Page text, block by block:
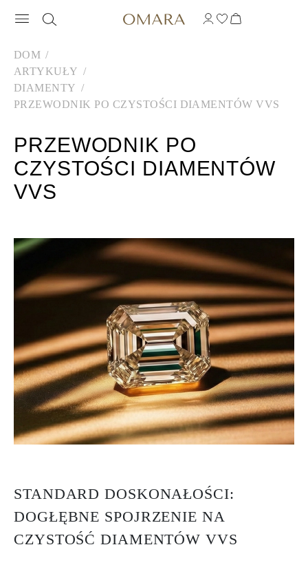
DOM
ARTYKUŁY
DIAMENTY
PRZEWODNIK PO CZYSTOŚCI DIAMENTÓW VVS
PRZEWODNIK PO
CZYSTOŚCI DIAMENTÓW
VVS
STANDARD DOSKONAŁOŚCI:
DOGŁĘBNE SPOJRZENIE NA
CZYSTOŚĆ DIAMENTÓW VVS